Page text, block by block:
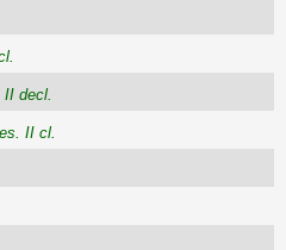
decl.
II cl.